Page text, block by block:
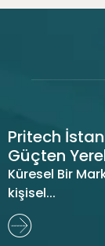
Pritech
Güçten
Küresel Bir
kişisel...